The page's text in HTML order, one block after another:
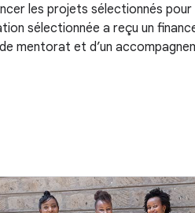
les projets sélectionnés
sélectionnée a reçu un
mentorat et d’un